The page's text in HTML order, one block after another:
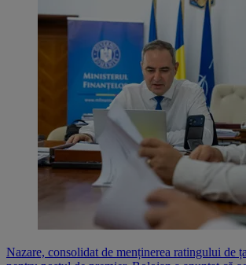
Nazare, consolidat de menținerea ratingului de